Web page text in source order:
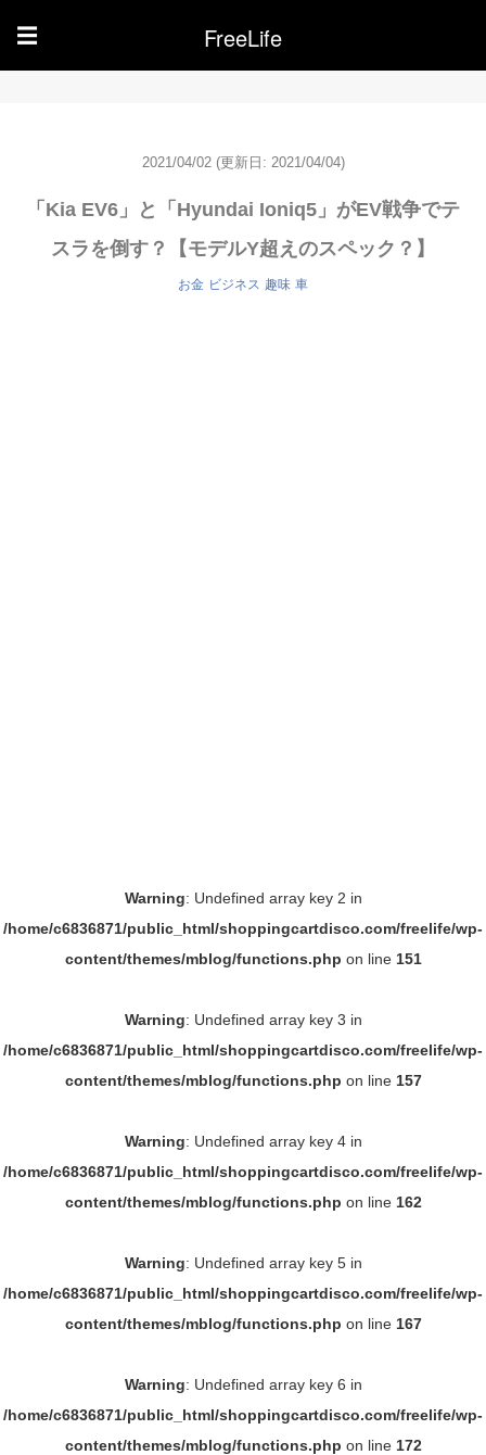
☰ FreeLife
2021/04/02 (更新日: 2021/04/04)
「Kia EV6」と「Hyundai Ioniq5」がEV戦争でテ
スラを倒す？【モデルY超えのスペック？】
お金 ビジネス 趣味 車
Warning: Undefined array key 2 in
/home/c6836871/public_html/shoppingcartdisco.com/freelife/wp-
content/themes/mblog/functions.php on line 151
Warning: Undefined array key 3 in
/home/c6836871/public_html/shoppingcartdisco.com/freelife/wp-
content/themes/mblog/functions.php on line 157
Warning: Undefined array key 4 in
/home/c6836871/public_html/shoppingcartdisco.com/freelife/wp-
content/themes/mblog/functions.php on line 162
Warning: Undefined array key 5 in
/home/c6836871/public_html/shoppingcartdisco.com/freelife/wp-
content/themes/mblog/functions.php on line 167
Warning: Undefined array key 6 in
/home/c6836871/public_html/shoppingcartdisco.com/freelife/wp-
content/themes/mblog/functions.php on line 172